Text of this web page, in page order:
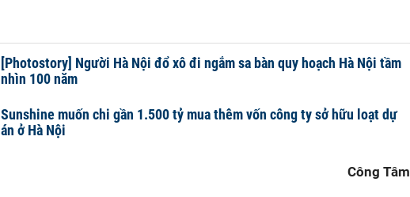
[Photostory] Người Hà Nội đổ xô đi ngắm sa bàn quy hoạch Hà Nội tầm
nhìn 100 năm
Sunshine muốn chi gần 1.500 tỷ mua thêm vốn công ty sở hữu loạt dự
án ở Hà Nội
Công Tâm